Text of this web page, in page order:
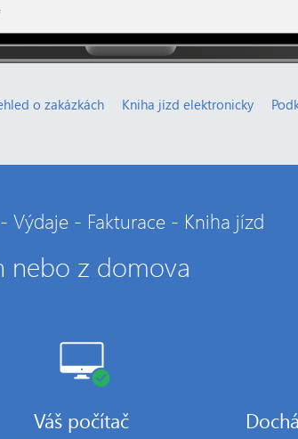
o zakázkách Kniha jízd elektronicky
Výdaje - Fakturace - Kniha jízd
nebo z domova
Váš počítač